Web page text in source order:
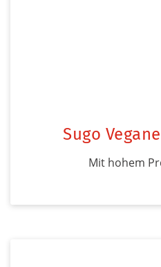
Sugo
Mit hohem